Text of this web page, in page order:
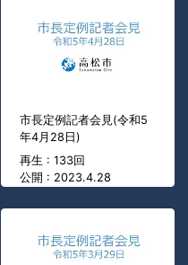
市長定例記者会見(令和5
年4月28日)
再生 : 133回
公開 : 2023.4.28